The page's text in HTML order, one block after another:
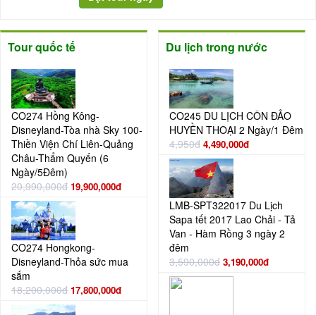
Tour quốc tế
CO274 Hồng Kông-
Disneyland-Tòa nhà Sky 100-
Thiền Viện Chí Liên-Quảng
Châu-Thẩm Quyến (6
Ngày/5Đêm)
20,990,000đ 19,900,000đ
CO274 Hongkong-
Disneyland-Thỏa sức mua
sắm
18,200,000đ 17,800,000đ
Du lịch trong nước
CO245 DU LỊCH CÔN ĐẢO
HUYỀN THOẠI 2 Ngày/1 Đêm
4,950đ 4,490,000đ
LMB-SPT322017 Du Lịch
Sapa tết 2017 Lao Chải - Tả
Van - Hàm Rồng 3 ngày 2
đêm
3,590,000đ 3,190,000đ